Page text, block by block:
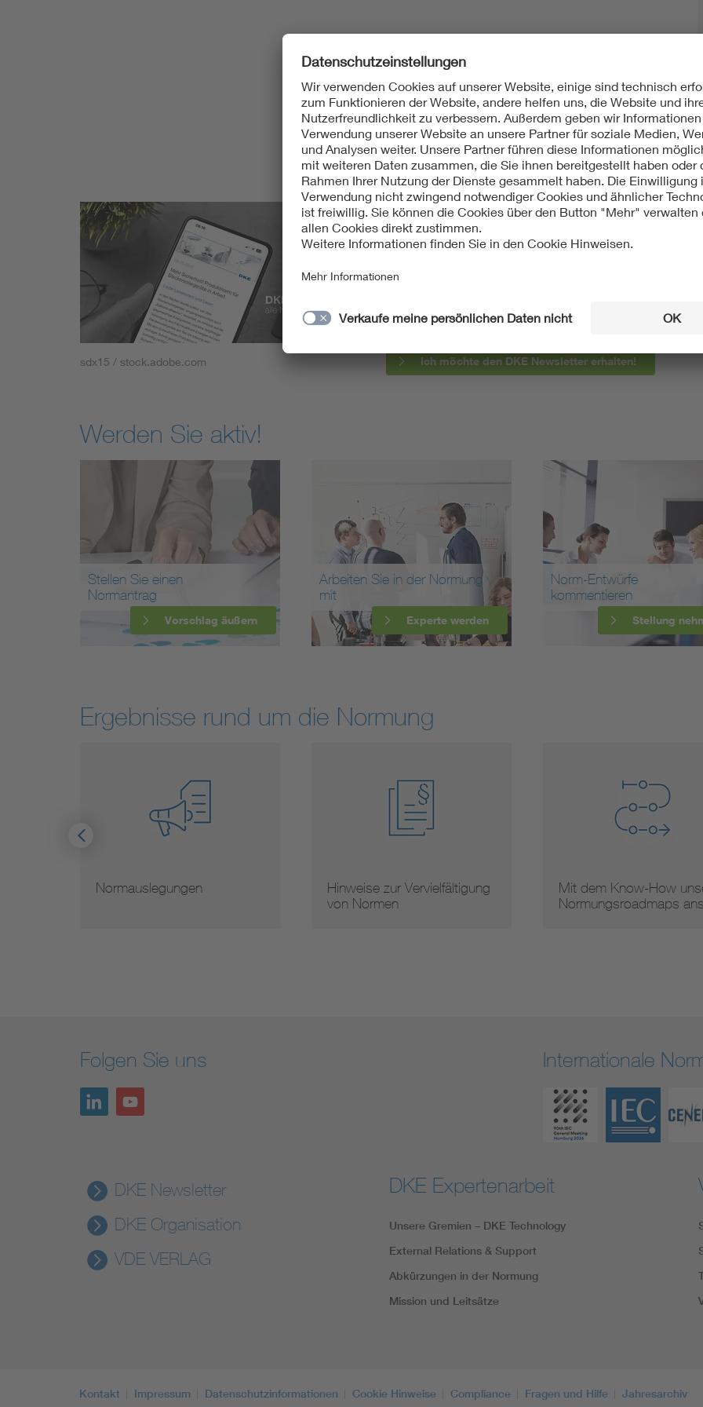
sdx15 / stock.adobe.com
Mit unserem DKE Newsletter sind Sie immer top
fassen wir die wichtigsten Entwicklungen in der
berichten wir über aktuelle Arbeitsergebnisse,
informieren wir Sie bereits frühzeitig über zukünftige
Ich möchte den DKE Newsletter erhalten!
Werden Sie aktiv!
Stellen Sie einen
Normantrag
Vorschlag äußern
Arbeiten Sie in der Normung
mit
Experte werden
Norm-Entwürfe
kommentieren
Stellung
Ergebnisse rund um die Normung
Normauslegungen
Hinweise zur Vervielfältigung
von Normen
Mit dem Know-How
Normungsroadmaps
Folgen Sie uns Internationale
DKE Newsletter
DKE Organisation
VDE VERLAG
DKE Expertenarbeit
Unsere Gremien – DKE Technology
External Relations & Support
Abkürzungen in der Normung
Mission und Leitsätze
Kontakt Impressum Datenschutzinformationen Cookie Hinweise Compliance Fragen und Hilfe Jahresarchiv